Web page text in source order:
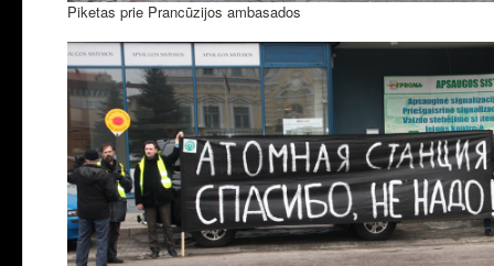
Piketas prie Prancūzijos ambasados